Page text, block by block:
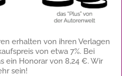
erhalten von ihren Verlagen
von etwa 7%. Bei
ein Honorar von 8,24 €. Wir
sein!